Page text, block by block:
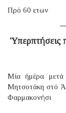
Πρό 60 ετων
Ὑπερπτήσεις
Μία ἡμέρα μετά
Μητσοτάκη στό
Φαρμακονήσι